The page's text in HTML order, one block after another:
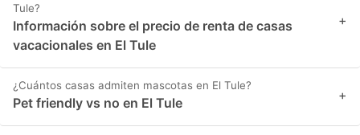
Tule?
Información sobre el precio de renta de casas
vacacionales en El Tule
+
¿Cuántos casas admiten mascotas en El Tule?
Pet friendly vs no en El Tule +